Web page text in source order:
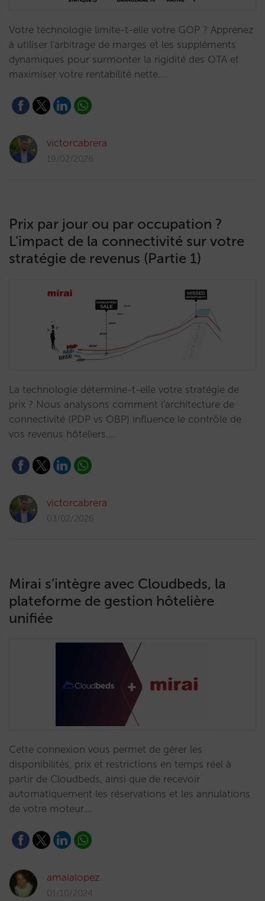
Votre technologie limite-t-elle votre GOP ? Apprenez
à utiliser l'arbitrage de marges et les suppléments
dynamiques pour surmonter la rigidité des OTA et
maximiser votre rentabilité nette.…
victorcabrera
19/02/2026
Prix par jour ou par occupation ?
L’impact de la connectivité sur votre
stratégie de revenus (Partie 1)
La technologie détermine-t-elle votre stratégie de
prix ? Nous analysons comment l'architecture de
connectivité (PDP vs OBP) influence le contrôle de
vos revenus hôteliers.…
victorcabrera
03/02/2026
Mirai s’intègre avec Cloudbeds, la
plateforme de gestion hôtelière
unifiée
Cette connexion vous permet de gérer les
disponibilités, prix et restrictions en temps réel à
partir de Cloudbeds, ainsi que de recevoir
automatiquement les réservations et les annulations
de votre moteur.…
amaialopez
01/10/2024